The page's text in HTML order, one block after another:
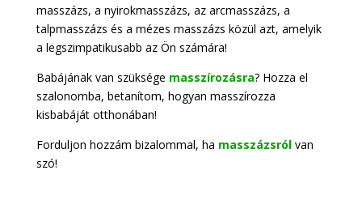
masszázs, a nyirokmasszázs, az arcmasszázs, a
talpmasszázs és a mézes masszázs közül azt, amelyik
a legszimpatikusabb az Ön számára!
Babájának van szüksége masszírozásra? Hozza el
szalonomba, betanítom, hogyan masszírozza
kisbabáját otthonában!
Forduljon hozzám bizalommal, ha masszázsrólvan
szó!